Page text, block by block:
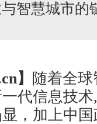
智慧城市的
】
随着全
代信息技
，加上中